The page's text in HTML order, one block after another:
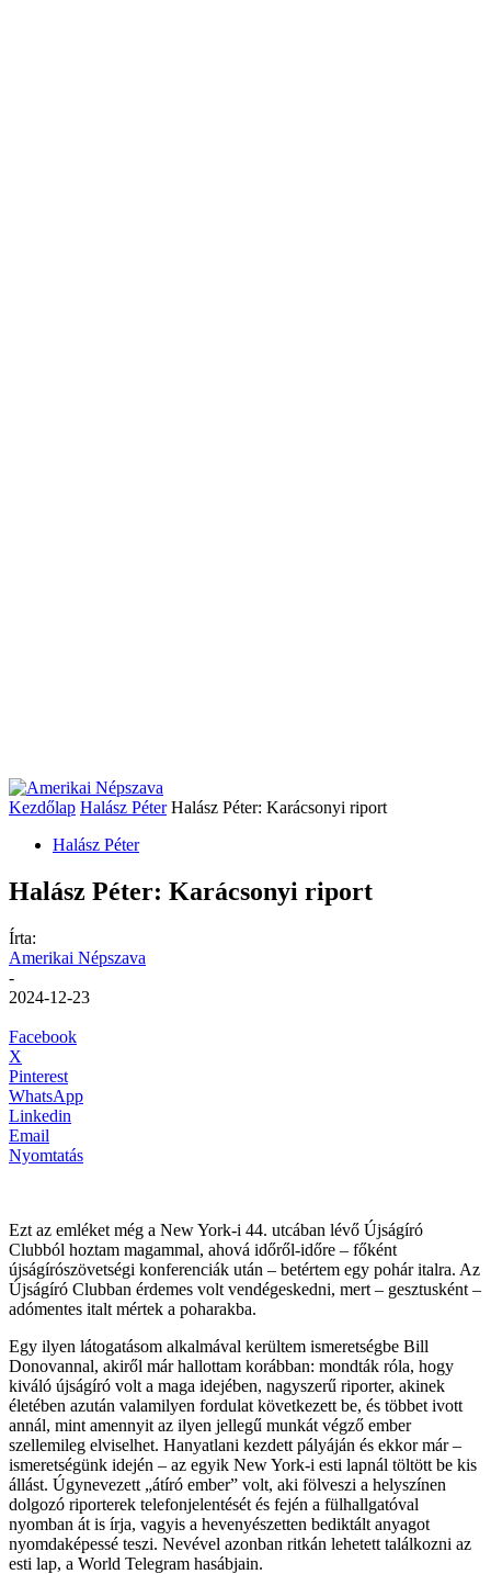
Kezdőlap Halász Péter Halász Péter: Karácsonyi riport
Halász Péter
Halász Péter: Karácsonyi riport
Írta:
Amerikai Népszava
-
2024-12-23
Facebook
X
Pinterest
WhatsApp
Linkedin
Email
Nyomtatás
Ezt az emléket még a New York-i 44. utcában lévő Újságíró
Clubból hoztam magammal, ahová időről-időre – főként
újságírószövetségi konferenciák után – betértem egy pohár italra. Az
Újságíró Clubban érdemes volt vendégeskedni, mert – gesztusként –
adómentes italt mértek a poharakba.
Egy ilyen látogatásom alkalmával kerültem ismeretségbe Bill
Donovannal, akiről már hallottam korábban: mondták róla, hogy
kiváló újságíró volt a maga idejében, nagyszerű riporter, akinek
életében azután valamilyen fordulat következett be, és többet ivott
annál, mint amennyit az ilyen jellegű munkát végző ember
szellemileg elviselhet. Hanyatlani kezdett pályáján és ekkor már –
ismeretségünk idején – az egyik New York-i esti lapnál töltött be kis
állást. Úgynevezett „átíró ember” volt, aki fölveszi a helyszínen
dolgozó riporterek telefonjelentését és fején a fülhallgatóval
nyomban át is írja, vagyis a hevenyészetten bediktált anyagot
nyomdaképessé teszi. Nevével azonban ritkán lehetett találkozni az
esti lap, a World Telegram hasábjain.